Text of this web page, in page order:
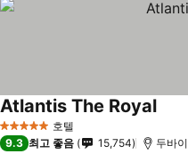
5 성급 호텔
Atlantis The Royal
9.3 최고 좋음 15,754 두바이